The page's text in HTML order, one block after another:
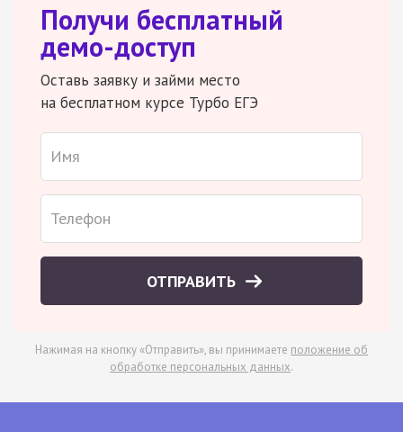
Получи бесплатный
демо-доступ
Оставь заявку и займи место
на бесплатном курсе Турбо ЕГЭ
ОТПРАВИТЬ
Нажимая на кнопку «Отправить», вы принимаете положение об
обработке персональных данных.